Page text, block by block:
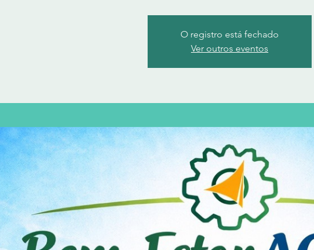
O registro está fechado
Ver outros eventos